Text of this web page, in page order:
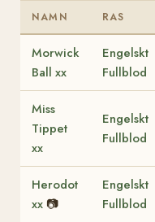
NAMN RAS
Morwick
Ball xx
Engelskt
Fullblod
Miss
Tippet
xx
Engelskt
Fullblod
Herodot
xx 📷
Engelskt
Fullblod